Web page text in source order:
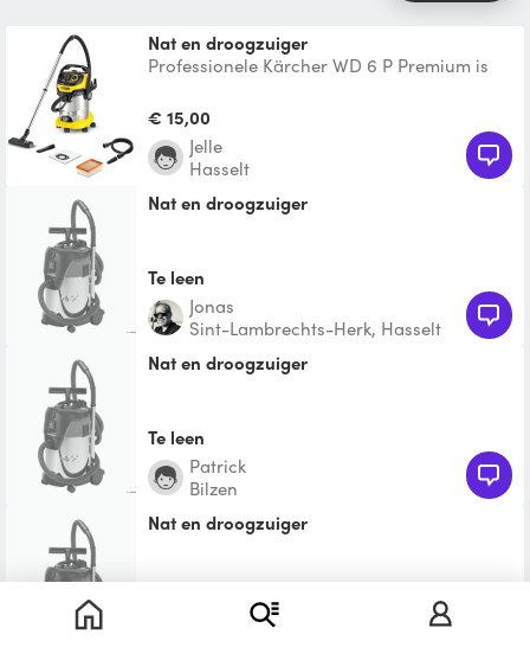
nat en droogzuiger
Professionele Kärcher WD 6 P Premium is
waarmee je dus zowel dro
€ 15,00
Jelle
Hasselt
nat en droogzuiger
Te leen
Jonas
Sint-Lambrechts-Herk, Hasselt
nat en droogzuiger
Te leen
Patrick
Bilzen
nat en droogzuiger
Marjolein